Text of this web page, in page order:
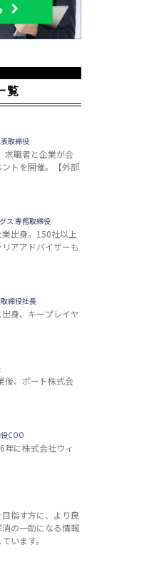
覧
取締役
求職者と企業が会
トを開催。【外部
ス 専務取締役
出身。150社以上
アアドバイザーも
締役社長
身、キープレイヤ
後、ポート株式会
COO
年に株式会社ウィ
目指す方に、より良
の一助になる情報
います。